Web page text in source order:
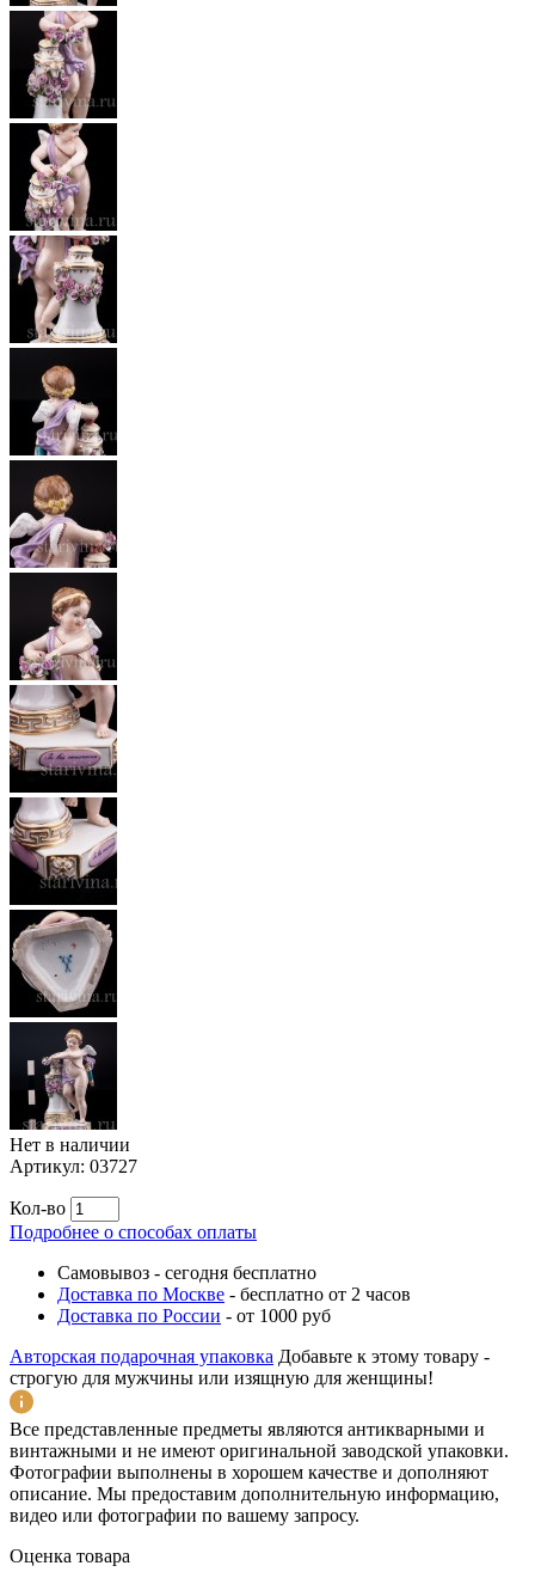
Нет в наличии
Артикул: 03727
Кол-во
Подробнее о способах оплаты
Самовывоз - сегодня бесплатно
Доставка по Москве - бесплатно от 2 часов
Доставка по России - от 1000 руб
Авторская подарочная упаковка Добавьте к этому товару -
строгую для мужчины или изящную для женщины!
Все представленные предметы являются антикварными и
винтажными и не имеют оригинальной заводской упаковки.
Фотографии выполнены в хорошем качестве и дополняют
описание. Мы предоставим дополнительную информацию,
видео или фотографии по вашему запросу.
Оценка товара